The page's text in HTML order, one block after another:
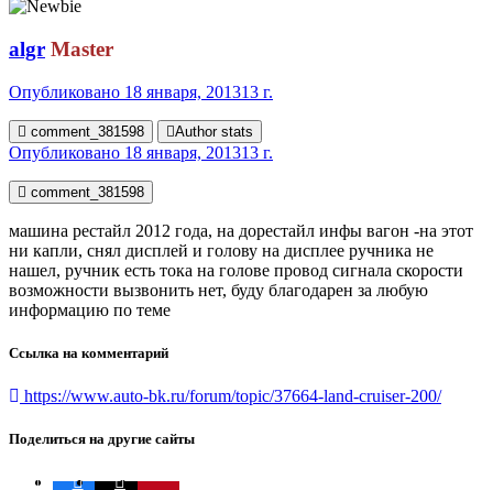
algr Master
Опубликовано 18 января, 201313 г.
comment_381598 Author stats
Опубликовано 18 января, 201313 г.
comment_381598
машина рестайл 2012 года, на дорестайл инфы вагон -на этот
ни капли, снял дисплей и голову на дисплее ручника не
нашел, ручник есть тока на голове провод сигнала скорости
возможности вызвонить нет, буду благодарен за любую
информацию по теме
Ссылка на комментарий
https://www.auto-bk.ru/forum/topic/37664-land-cruiser-200/
Поделиться на другие сайты